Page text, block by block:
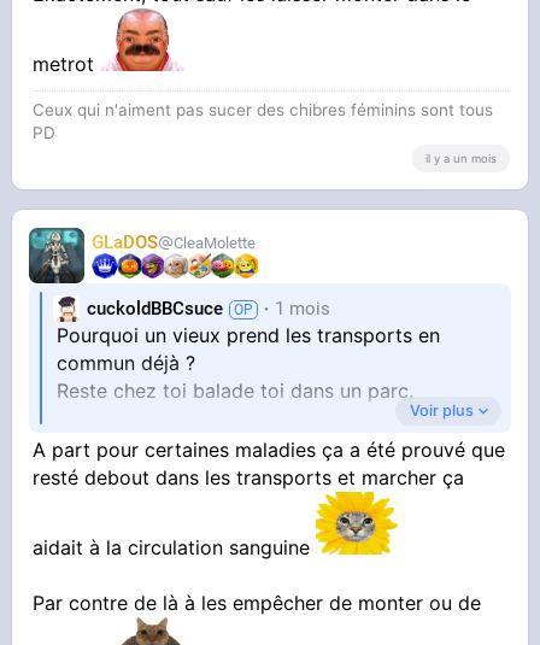
metrot
Ceux qui n'aiment pas sucer des chibres féminins sont tous
PD
il y a un mois
GLaDOS CleaMolette
cuckoldBBCsuce 1 mois
Pourquoi un vieux prend les transports en
commun déjà ?
Reste chez toi balade toi dans un parc.
Pourquoi faire chier les jeunes qui eux en ont
Voir plus
A part pour certaines maladies ça a été prouvé que
resté debout dans les transports et marcher ça
aidait à la circulation sanguine
Par contre de là à les empêcher de monter ou de